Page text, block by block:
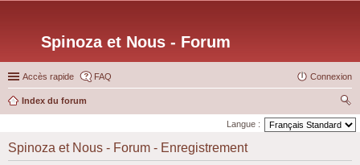
Spinoza et Nous - Forum
Accès rapide FAQ Connexion
Index du forum
ec
ch
Langue :
Spinoza et Nous - Forum - Enregistrement